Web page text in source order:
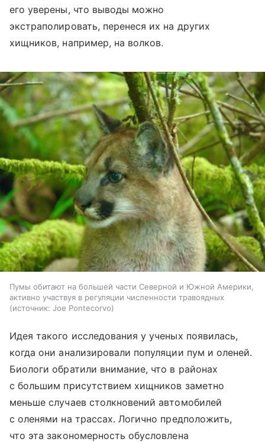
его уверены, что выводы можно
экстраполировать, перенеся их на других
хищников, например, на волков.
Пумы обитают на большей части Северной и Южной Америки,
активно участвуя в регуляции численности травоядных
источник: Joe Pontecorvo
Идея такого исследования у ученых появилась,
когда они анализировали популяции пум и оленей.
Биологи обратили внимание, что в районах
с большим присутствием хищников заметно
меньше случаев столкновений автомобилей
с оленями на трассах. Логично предположить,
что эта закономерность обусловлена